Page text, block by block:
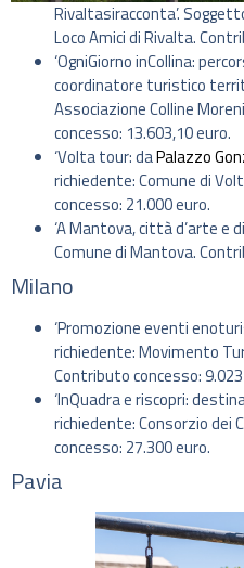
Rivaltasiracconta’.
Loco Amici di Rivalta.
‘OgniGiorno inCollina:
coordinatore turistico
Associazione Colline
concesso: 13.603,10 euro.
‘Volta tour: daPalazzo
richiedente: Comune di
concesso: 21.000 euro.
‘A Mantova, città d’arte e
Comune di Mantova.
Milano
‘Promozione eventi
richiedente: Movimento
Contributo concesso:
‘InQuadra e riscopri:
richiedente: Consorzio dei
concesso: 27.300 euro.
Pavia